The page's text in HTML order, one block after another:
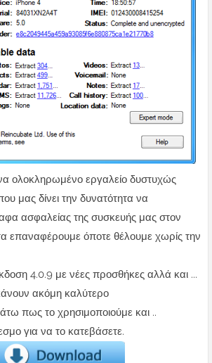
ολοκληρωμένο εργαλείο δυστυχώς
μας δίνει την δυνατότητα να
ασφαλείας της συσκευής μας στον
επαναφέρουμε όποτε θέλουμε χωρίς την
4.0.9 με νέες προσθήκες αλλά και ...
ακόμη καλύτερο
πως το χρησιμοποιούμε και ..
για να το κατεβάσετε.